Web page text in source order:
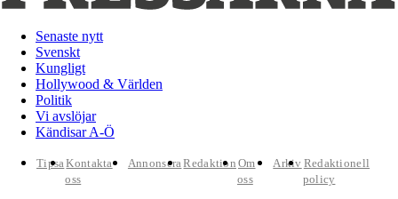
Senaste nytt
Svenskt
Kungligt
Hollywood & Världen
Politik
Vi avslöjar
Kändisar A-Ö
TipsaKontakta
oss
AnnonseraRedaktion Om
oss
Arkiv Redaktionell
policy